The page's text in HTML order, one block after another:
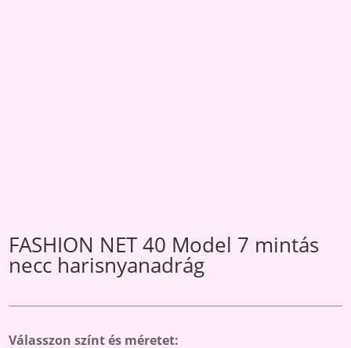
FASHION NET 40 Model 7 mintás
necc harisnyanadrág
Válasszon színt és méretet: